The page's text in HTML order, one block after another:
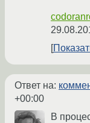
Ответ на:
+00:00
В